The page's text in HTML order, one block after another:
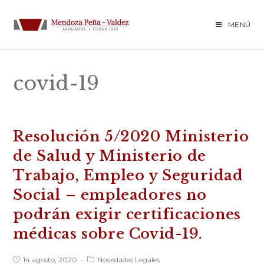
MENÚ
covid-19
Resolución 5/2020 Ministerio
de Salud y Ministerio de
Trabajo, Empleo y Seguridad
Social – empleadores no
podrán exigir certificaciones
médicas sobre Covid-19.
Publicación
14 agosto, 2020
Categoría
Novedades Legales